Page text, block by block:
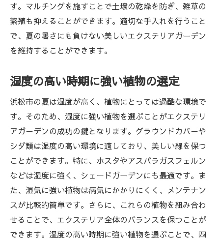
す。マルチングを施すことで土壌の乾燥を防ぎ、雑草の
繁殖も抑えることができます。適切な手入れを行うこと
で、夏の暑さにも負けない美しいエクステリアガーデン
を維持することができます。
湿度の高い時期に強い植物の選定
浜松市の夏は湿度が高く、植物にとっては過酷な環境で
す。そのため、湿度に強い植物を選ぶことがエクステリ
アガーデンの成功の鍵となります。グラウンドカバーや
シダ類は湿度の高い環境に適しており、美しい緑を保つ
ことができます。特に、ホスタやアスパラガスフェルン
などは湿度に強く、シェードガーデンにも最適です。ま
た、湿気に強い植物は病気にかかりにくく、メンテナン
スが比較的簡単です。さらに、これらの植物を組み合わ
せることで、エクステリア全体のバランスを保つことが
できます。湿度の高い時期に強い植物を選ぶことで、四